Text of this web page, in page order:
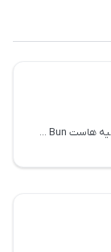
در این بخش می خواهیم آموزش نحوه استقرار اولیه هاست Bun را به شما آموزش دهیم